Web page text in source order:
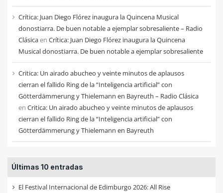
Crítica: Juan Diego Flórez inaugura la Quincena Musical
donostiarra. De buen notable a ejemplar sobresaliente – Radio
Clásicaen Crítica: Juan Diego Flórez inaugura la Quincena
Musical donostiarra. De buen notable a ejemplar sobresaliente
Critica: Un airado abucheo y veinte minutos de aplausos
cierran el fallido Ring de la “Inteligencia artificial” con
Götterdämmerung y Thielemann en Bayreuth – Radio Clásica
en Critica: Un airado abucheo y veinte minutos de aplausos
cierran el fallido Ring de la “Inteligencia artificial” con
Götterdämmerung y Thielemann en Bayreuth
Últimas 10 entradas
El Festival Internacional de Edimburgo 2026: All Rise